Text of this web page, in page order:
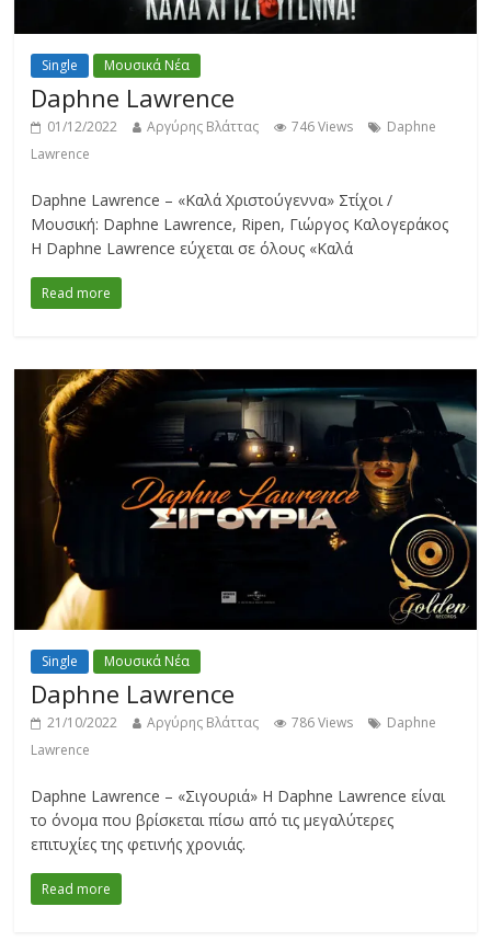
Single Μουσικά Νέα
Daphne Lawrence
01/12/2022 Αργύρης Βλάττας 746 Views
Daphne
Lawrence
Daphne Lawrence – «Καλά Χριστούγεννα» Στίχοι /
Μουσική: Daphne Lawrence, Ripen, Γιώργος Καλογεράκος
H Daphne Lawrence εύχεται σε όλους «Καλά
Read more
Single Μουσικά Νέα
Daphne Lawrence
21/10/2022 Αργύρης Βλάττας 786 Views
Daphne
Lawrence
Daphne Lawrence – «Σιγουριά» Η Daphne Lawrence είναι
το όνομα που βρίσκεται πίσω από τις μεγαλύτερες
επιτυχίες της φετινής χρονιάς.
Read more